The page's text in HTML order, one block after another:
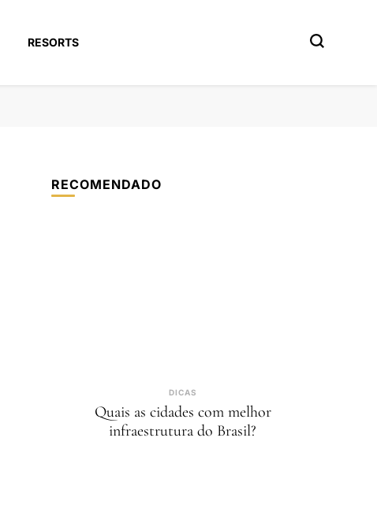
RESORTS
RECOMENDADO
DICAS
Quais as cidades com melhor
infraestrutura do Brasil?